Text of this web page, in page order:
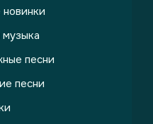
новинки
музыка
песни
песни